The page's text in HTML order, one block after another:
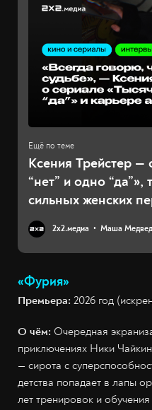
Ксения Трейстер —
“нет” и одно “да”»,
сильных женских
2х2.медиа Маша
«Фурия»
Премьера: 2026 год
О чём: Очередная
приключениях Ники
— сирота с
детства попадает в лапы
лет тренировок и